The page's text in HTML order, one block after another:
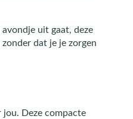
uit gaat, deze
dat je je zorgen
jou. Deze compacte